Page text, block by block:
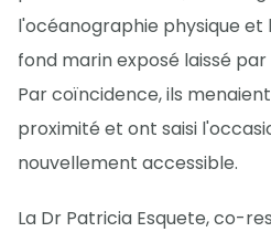
l'océanographie physique et
fond marin exposé laissé
Par coïncidence, ils
proximité et ont saisi
nouvellement accessible.
La Dr Patricia Esquete, co-